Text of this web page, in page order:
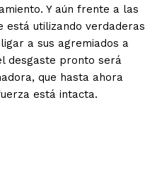
enlazadas
Y aún frente a las
está utilizando verdaderas
a sus agremiados a
desgaste pronto será
que hasta ahora
está intacta.